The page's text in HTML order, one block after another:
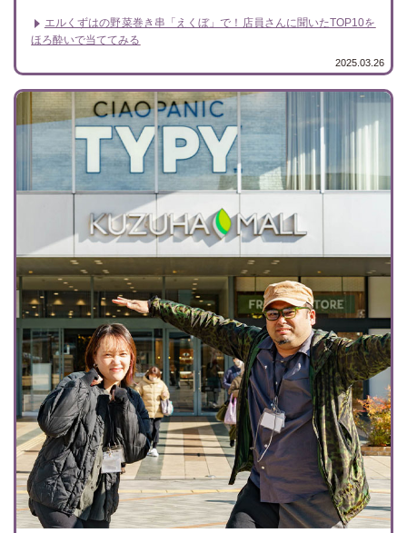
エルくずはの野菜巻き串「えくぼ」で！店員さんに聞いたTOP10を
ほろ酔いで当ててみる
2025.03.26